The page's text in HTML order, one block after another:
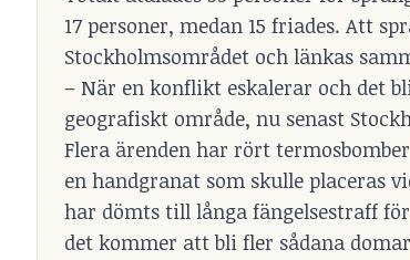
17 personer, medan 15 friades. Att
Stockholmsområdet och länkas
– När en konflikt eskalerar och det
geografiskt område, nu senast
Flera ärenden har rört
en handgranat som skulle placeras
har dömts till långa fängelsestraff
det kommer att bli fler sådana